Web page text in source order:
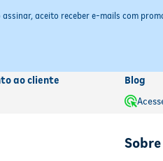
assinar, aceito receber e-mails com
ao cliente
Blog